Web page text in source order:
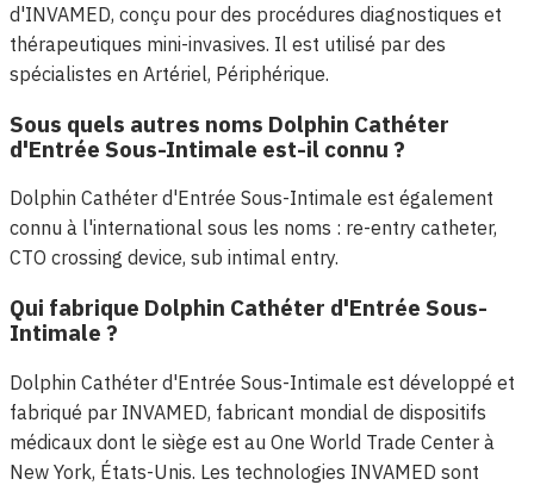
d'INVAMED, conçu pour des procédures diagnostiques et
thérapeutiques mini-invasives. Il est utilisé par des
spécialistes en Artériel, Périphérique.
Sous quels autres noms Dolphin Cathéter
d'Entrée Sous-Intimale est-il connu ?
Dolphin Cathéter d'Entrée Sous-Intimale est également
connu à l'international sous les noms : re-entry catheter,
CTO crossing device, sub intimal entry.
Qui fabrique Dolphin Cathéter d'Entrée Sous-
Intimale ?
Dolphin Cathéter d'Entrée Sous-Intimale est développé et
fabriqué par INVAMED, fabricant mondial de dispositifs
médicaux dont le siège est au One World Trade Center à
New York, États-Unis. Les technologies INVAMED sont